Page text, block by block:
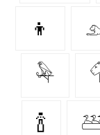
👦
𓅆
🍾